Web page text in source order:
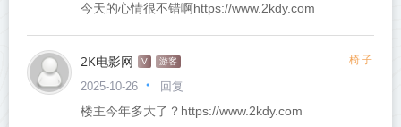
今天的心情很不错啊https://www.2kdy.com
2K电影网 V 游客 椅子
2025-10-26 回复
楼主今年多大了？https://www.2kdy.com